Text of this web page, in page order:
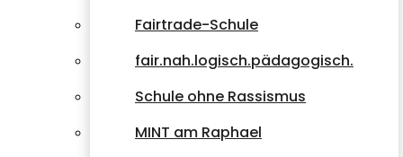
Fairtrade-Schule
fair.nah.logisch.pädagogisch.
Schule ohne Rassismus
MINT am Raphael